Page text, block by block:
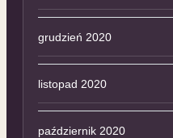
grudzień 2020
listopad 2020
październik 2020